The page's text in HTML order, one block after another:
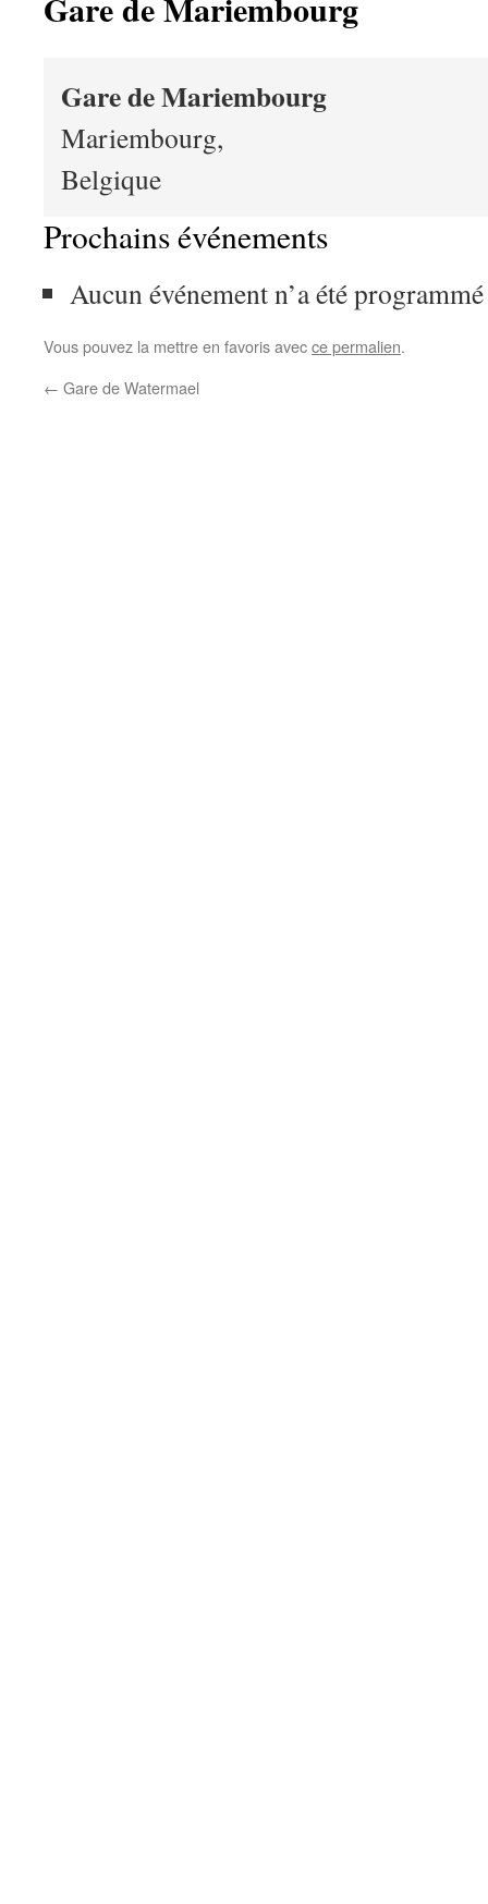
Gare de Mariembourg
Mariembourg,
Belgique
Prochains événements
Aucun événement n’a été
Vous pouvez la mettre en favoris avecce permalien.
← Gare de Watermael